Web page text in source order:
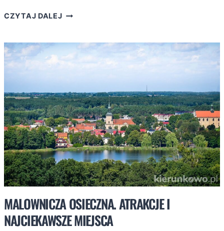
CZYTAJ DALEJZIEMIA
MIEJSCA,
MOŻESZ
PRZEGAPIĆ
MALOWNICZA OSIECZNA. ATRAKCJE I
NAJCIEKAWSZE MIEJSCA